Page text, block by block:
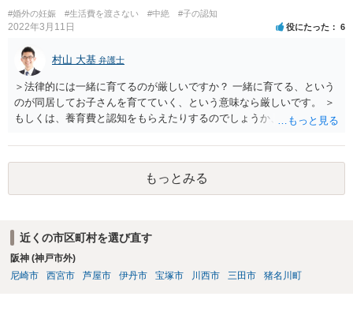
#婚外の妊娠 #生活費を渡さない #中絶 #子の認知
2022年3月11日 役にたった 6
村山 大基 弁護士
＞法律的には一緒に育てるのが厳しいですか？ 一緒に育てる、という
のが同居してお子さんを育てていく、という意味なら厳しいです。 ＞
もしくは、養育費と認知をもらえたりするのでしょうか、 相手が認知
す。 また、認知されたことを前提に、父親として子を養う義務があり
ますので、 養育費を請求できます。 ただ、極端な話相手に収入がなか
ったり、行方不明だったりすると、実際上の回収が難しい可能性はあ
ります。
もっとみる
近くの市区町村を選び直す
阪神 (神戸市外)
尼崎市
西宮市 芦屋市 伊丹市 宝塚市 川西市 三田市 猪名川町